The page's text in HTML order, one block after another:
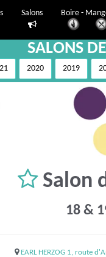
Salons Boire -
SALONS
2020 2019
Salon
18 &
EARL HERZOG 1, route